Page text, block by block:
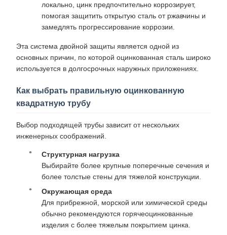
локально, цинк предпочтительно коррозирует,
помогая защитить открытую сталь от ржавчины и
замедлять прогрессирование коррозии.
Эта система двойной защиты является одной из
основных причин, по которой оцинкованная сталь широко
используется в долгосрочных наружных приложениях.
Как выбрать правильную оцинкованную
квадратную трубу
Выбор подходящей трубы зависит от нескольких
инженерных соображений.
Структурная нагрузка
Выбирайте более крупные поперечные сечения и
более толстые стены для тяжелой конструкции.
Окружающая среда
Для прибрежной, морской или химической среды
обычно рекомендуются горячеоцинкованные
изделия с более тяжелым покрытием цинка.